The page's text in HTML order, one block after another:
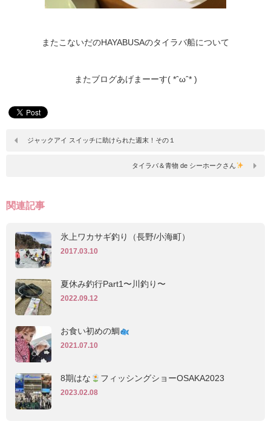
またこないだのHAYABUSAのタイラバ船について
またブログあげまーーす( *ˆωˆ* )
ジャックアイ スイッチに助けられた週末！その１
タイラバ＆青物 de シーホークさん
関連記事
氷上ワカサギ釣り（長野/小海町）
2017.03.10
夏休み釣行Part1〜川釣り〜
2022.09.12
お食い初めの鯛
2021.07.10
8期はな フィッシングショーOSAKA2023
2023.02.08